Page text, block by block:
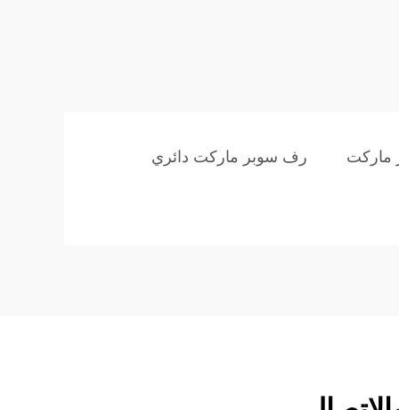
ماركت رف سوبر ماركت دائري